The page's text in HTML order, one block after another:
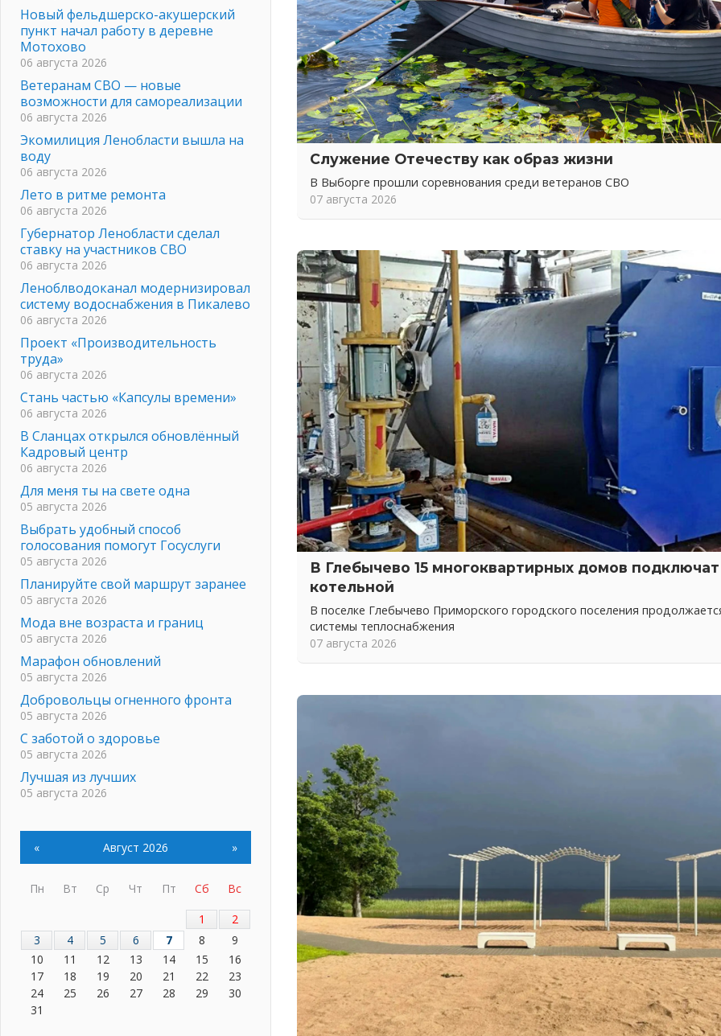
Служение Отечеству как образ жизни
В Выборге прошли соревнования среди ветеранов СВО
07 августа 2026
В Глебычево 15 многоквартирных домов подключат
котельной
В поселке Глебычево Приморского городского поселения
системы теплоснабжения
07 августа 2026
Новый фельдшерско-акушерский
пункт начал работу в деревне
Мотохово
06 августа 2026
Ветеранам СВО — новые
возможности для самореализации
06 августа 2026
Экомилиция Ленобласти вышла на
воду
06 августа 2026
Лето в ритме ремонта
06 августа 2026
Губернатор Ленобласти сделал
ставку на участников СВО
06 августа 2026
Леноблводоканал модернизировал
систему водоснабжения в Пикалево
06 августа 2026
Проект «Производительность
труда»
06 августа 2026
Стань частью «Капсулы времени»
06 августа 2026
В Сланцах открылся обновлённый
Кадровый центр
06 августа 2026
Для меня ты на свете одна
05 августа 2026
Выбрать удобный способ
голосования помогут Госуслуги
05 августа 2026
Планируйте свой маршрут заранее
05 августа 2026
Мода вне возраста и границ
05 августа 2026
Марафон обновлений
05 августа 2026
Добровольцы огненного фронта
05 августа 2026
С заботой о здоровье
05 августа 2026
Лучшая из лучших
05 августа 2026
05 августа 2026
«Результат командный, заслуга
муниципалитета»
Вдохновлять, просвещать и
объединять!
05 августа 2026
Не оставят в беде
05 августа 2026
На лидирующих позициях
« Август 2026 »
Пн Вт Ср Чт Пт Сб
Вс
1
2
3
4 5 6 7 8
9
10
11 12 13 14 15
16
17
18 19 20 21 22
23
24
25 26 27 28 29
30
31